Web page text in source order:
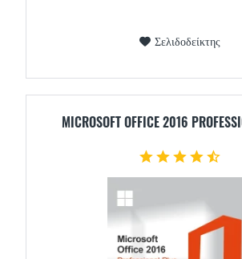
Σελιδοδείκτης
MICROSOFT OFFICE 2016